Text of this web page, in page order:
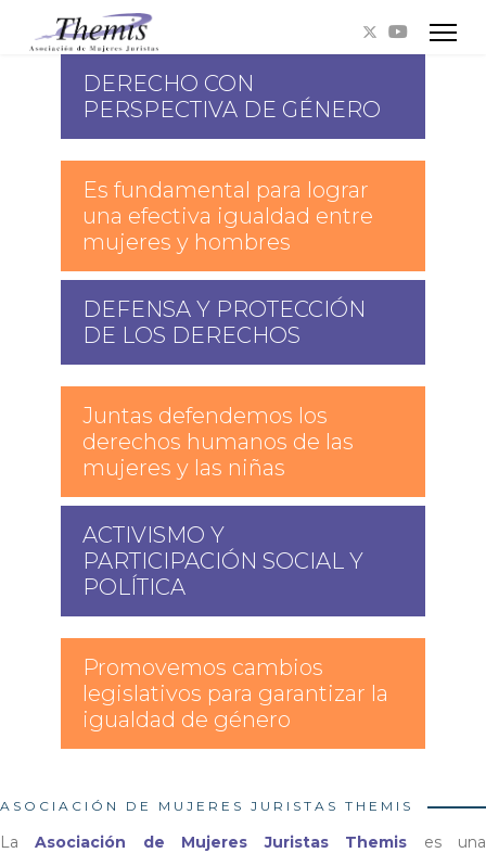
DERECHO CON
PERSPECTIVA DE GÉNERO
Es fundamental para lograr
una efectiva igualdad entre
mujeres y hombres
DEFENSA Y PROTECCIÓN
DE LOS DERECHOS
Juntas defendemos los
derechos humanos de las
mujeres y las niñas
ACTIVISMO Y
PARTICIPACIÓN SOCIAL Y
POLÍTICA
Promovemos cambios
legislativos para garantizar la
igualdad de género
ASOCIACIÓN DE MUJERES JURISTAS THEMIS
LaAsociación de Mujeres Juristas Themis es una